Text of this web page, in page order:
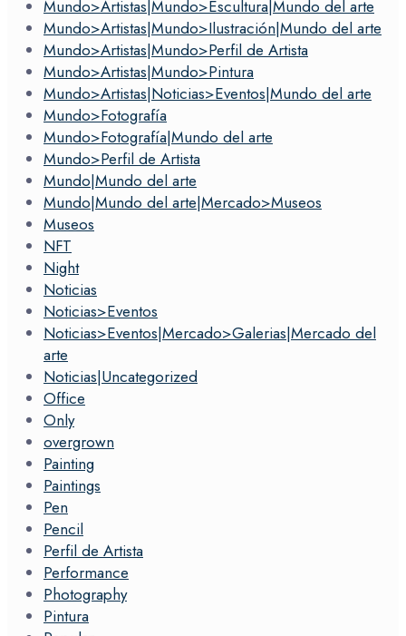
Mundo>Artistas|Mundo>Escultura|Mundo del arte
Mundo>Artistas|Mundo>Ilustración|Mundo del arte
Mundo>Artistas|Mundo>Perfil de Artista
Mundo>Artistas|Mundo>Pintura
Mundo>Artistas|Noticias>Eventos|Mundo del arte
Mundo>Fotografía
Mundo>Fotografía|Mundo del arte
Mundo>Perfil de Artista
Mundo|Mundo del arte
Mundo|Mundo del arte|Mercado>Museos
Museos
NFT
Night
Noticias
Noticias>Eventos
Noticias>Eventos|Mercado>Galerias|Mercado del
arte
Noticias|Uncategorized
Office
Only
overgrown
Painting
Paintings
Pen
Pencil
Perfil de Artista
Performance
Photography
Pintura